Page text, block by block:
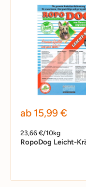
Sonderpreis
ab 15,99 €
23,66 €/10kg
RopoDog Leicht-